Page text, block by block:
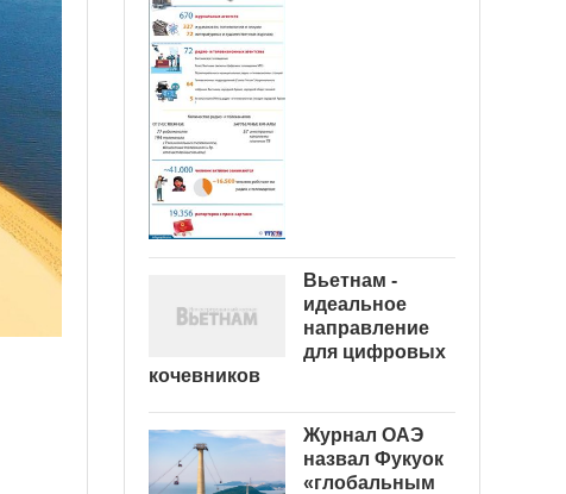
Вьетнам -
идеальное
направление
для цифровых
кочевников
Журнал ОАЭ
назвал Фукуок
«глобальным